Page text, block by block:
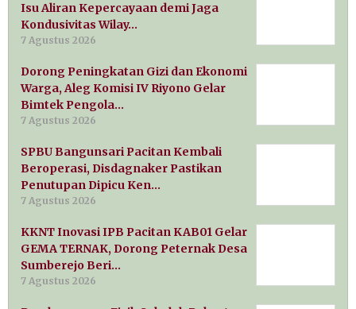
Isu Aliran Kepercayaan demi Jaga
Kondusivitas Wilay…
7 Agustus 2026
Dorong Peningkatan Gizi dan Ekonomi
Warga, Aleg Komisi IV Riyono Gelar
Bimtek Pengola…
7 Agustus 2026
SPBU Bangunsari Pacitan Kembali
Beroperasi, Disdagnaker Pastikan
Penutupan Dipicu Ken…
7 Agustus 2026
KKNT Inovasi IPB Pacitan KAB01 Gelar
GEMA TERNAK, Dorong Peternak Desa
Sumberejo Beri…
7 Agustus 2026